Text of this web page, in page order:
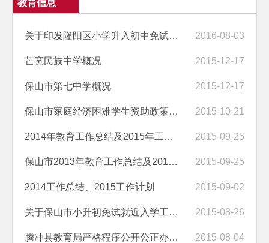
教育信息
关于印发隆阳区小学升入初中免试就近入学招生办法的通知 2016-08-03
芒宽民族中学概况 2015-12-17
保山市第七中学概况 2015-12-17
保山市家庭经济困难学生资助政策简介 2015-10-21
2014年教育工作总结及2015年工作要点 2015-09-25
保山市2013年教育工作总结及2014年工作要点 2015-09-25
2014工作总结、2015工作计划 2015-09-02
关于保山市小升初免试就近入学工作情况的报告（2015） 2015-08-26
腾冲县教育局严格程序公开公正办理生源地助学贷款 2015-08-04